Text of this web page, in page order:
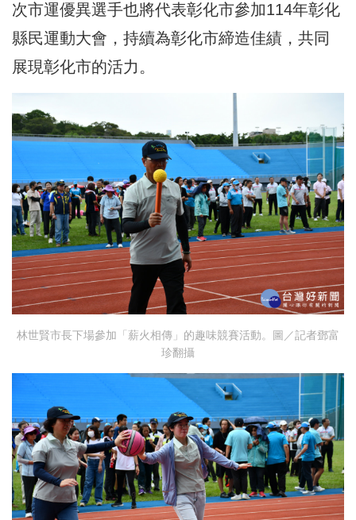
次市運優異選手也將代表彰化市參加114年彰化
縣民運動大會，持續為彰化市締造佳績，共同
展現彰化市的活力。
林世賢市長下場參加「薪火相傳」的趣味競賽活動。圖／記者鄧富
珍翻攝